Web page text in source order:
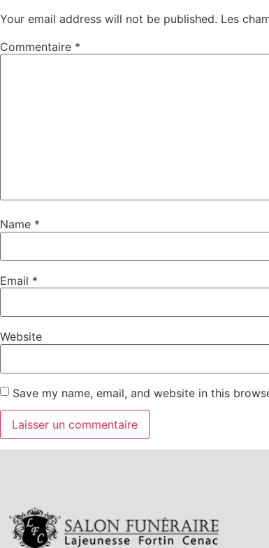
Your email address will not be published. Les
Commentaire *
Name *
Email *
Website
Save my name, email, and website in this